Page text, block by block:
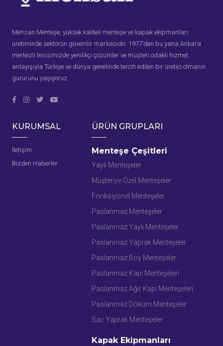
Mensan Menteşe, yüksek kaliteli menteşe ve kapak ekipmanları
üretiminde sektörün güvenilir markasıdır. 1977’den bu yana Ankara
merkezli tesisimizde yenilikçi çözümler ve müşteri odaklı hizmet
anlayışıyla Türkiye ve dünya genelinde tercih edilen bir üretici olmanın
gururunu yaşıyoruz.
KURUMSAL
İletişim
Bizden Haberler
ÜRÜN GRUPLARI
Menteşe Çeşitleri
Yaylı Menteşeler
Müşteriye Özel Menteşeler
Fonksiyonel Menteşeler
Paslanmaz Menteşeler
Paslanmaz Yaylı Menteşeler
Paslanmaz Yaprak Menteşeler
Paslanmaz Boy Menteşeler
Paslanmaz Kapı Menteşeleri
Paslanmaz Ağır Kapı Menteşeleri
Paslanmaz Döküm Menteşeler
Sac Yaprak Menteşeler
Kapak Ekipmanları